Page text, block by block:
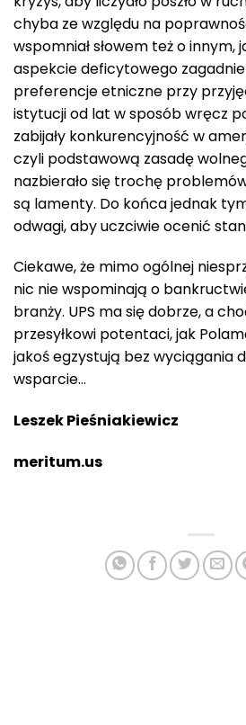
chyba ze względu na
wspomniał słowem też o innym,
aspekcie deficytowego
preferencje etniczne przy
istytucji od lat w sposób wręcz
zabijały konkurencyjność w
czyli podstawową zasadę
nazbierało się trochę
są lamenty. Do końca jednak
odwagi, aby uczciwie ocenić
Ciekawe, że mimo ogólnej
nic nie wspominają o
branży. UPS ma się dobrze, a
przesyłkowi potentaci, jak
jakoś egzystują bez wyciągania
wsparcie…
Leszek Pieśniakiewicz
meritum.us